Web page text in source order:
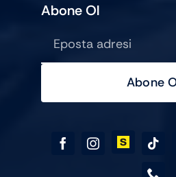
Abone Ol
Abone